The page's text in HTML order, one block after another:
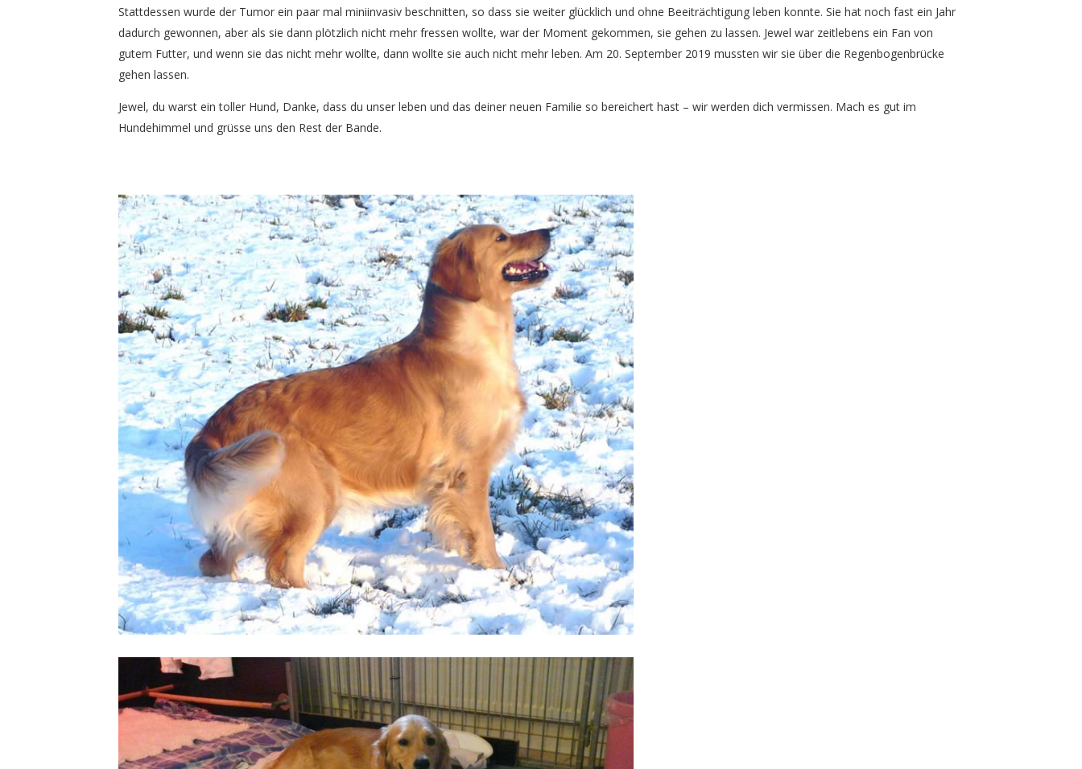
Stattdessen wurde der Tumor ein paar mal miniinvasiv beschnitten, so dass sie weiter glücklich und ohne Beeiträchtigung leben konnte. Sie hat noch fast ein Jahr
dadurch gewonnen, aber als sie dann plötzlich nicht mehr fressen wollte, war der Moment gekommen, sie gehen zu lassen. Jewel war zeitlebens ein Fan von
gutem Futter, und wenn sie das nicht mehr wollte, dann wollte sie auch nicht mehr leben. Am 20. September 2019 mussten wir sie über die Regenbogenbrücke
gehen lassen.
Jewel, du warst ein toller Hund, Danke, dass du unser leben und das deiner neuen Familie so bereichert hast – wir werden dich vermissen. Mach es gut im
Hundehimmel und grüsse uns den Rest der Bande.